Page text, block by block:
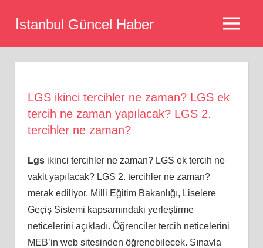
İstanbul Güncel Haber MENU
LGS ikinci tercihler ne zaman? LGS ek
tercih ne zaman yapılacak? LGS 2.
tercihler ne zaman?
Lgsikinci tercihler ne zaman? LGS ek tercih ne
vakit yapılacak? LGS 2. tercihler ne zaman?
merak ediliyor. Milli Eğitim Bakanlığı, Liselere
Geçiş Sistemi kapsamındaki yerleştirme
neticelerini açıkladı. Öğrenciler tercih neticelerini
MEB’in web sitesinden öğrenebilecek. Sınavla